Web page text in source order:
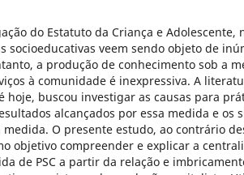
do Estatuto da Criança e Adolescente,
socioeducativas veem sendo objeto de
a produção de conhecimento sob a
à comunidade é inexpressiva. A
hoje, buscou investigar as causas para
alcançados por essa medida e os
O presente estudo, ao contrário
objetivo compreender e explicar a
de PSC a partir da relação e